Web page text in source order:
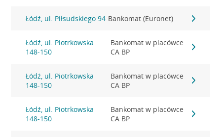
Łódź, ul. Piłsudskiego 94 Bankomat (Euronet)
Łódź, ul. Piotrkowska
148-150
Bankomat w placówce
CA BP
Łódź, ul. Piotrkowska
148-150
Bankomat w placówce
CA BP
Łódź, ul. Piotrkowska
148-150
Bankomat w placówce
CA BP